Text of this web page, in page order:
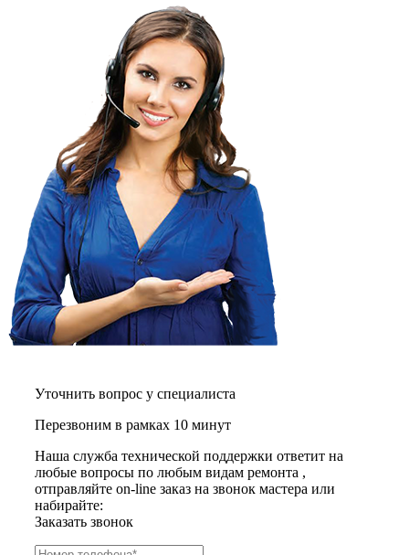
гироскутеров
гладильных систем
глинтвейн-мейкеров
глубинных вибраторов
гомогенизаторов
gps часов
gps навигаторов
gps трекеров
градирней
графических планшетов
граниторов
граверов
гребных тренажеров
грелок
грелок для ног
грелок для спины и шеи
греющих кабелей
грилей
грилей для кур
грилей для шаурмы
громкоговорителей
hi-fi
хлебопечек
хлеборезок
холодильников
холодильников для молока
холодильных шкафов
homepod
хот-дог мейкеров
хромбуков
Уточнить вопрос у специалиста
Перезвоним в рамках 10 минут
Наша служба технической поддержки ответит на
любые вопросы по любым видам ремонта ,
отправляйте on-line заказ на звонок мастера или
набирайте:
Заказать звонок